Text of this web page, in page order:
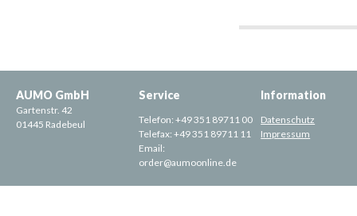
AUMO GmbH
Gartenstr. 42
01445 Radebeul
Service
Telefon: +49 351 89711 00
Telefax: +49 351 89711 11
Email:
order@aumoonline.de
Information
Datenschutz
Impressum